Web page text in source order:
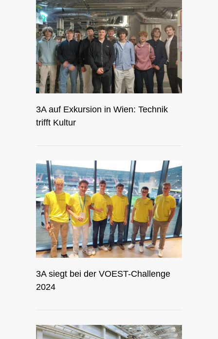
3A auf Exkursion in Wien: Technik
trifft Kultur
3A siegt bei der VOEST-Challenge
2024